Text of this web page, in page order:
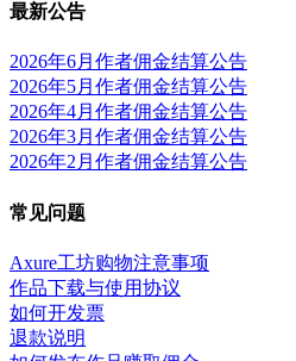
最新公告
2026年6月作者佣金结算公告
2026年5月作者佣金结算公告
2026年4月作者佣金结算公告
2026年3月作者佣金结算公告
2026年2月作者佣金结算公告
常见问题
Axure工坊购物注意事项
作品下载与使用协议
如何开发票
退款说明